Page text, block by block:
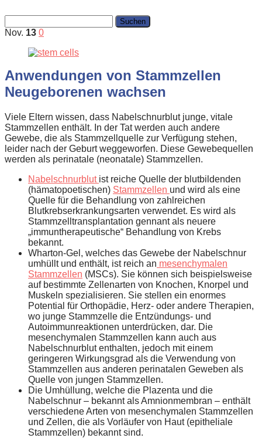
nach:
Nov. 13 0
Anwendungen von Stammzellen
Neugeborenen wachsen
Viele Eltern wissen, dass Nabelschnurblut junge, vitale
Stammzellen enthält. In der Tat werden auch andere
Gewebe, die als Stammzellquelle zur Verfügung stehen,
leider nach der Geburt weggeworfen. Diese Gewebequellen
werden als perinatale (neonatale) Stammzellen.
Nabelschnurblut ist reiche Quelle der blutbildenden
(hämatopoetischen) Stammzellen und wird als eine
Quelle für die Behandlung von zahlreichen
Blutkrebserkrankungsarten verwendet. Es wird als
Stammzelltransplantation gennant als neuere
„immuntherapeutische“ Behandlung von Krebs
bekannt.
Wharton-Gel, welches das Gewebe der Nabelschnur
umhüllt und enthält, ist reich an mesenchymalen
Stammzellen (MSCs). Sie können sich beispielsweise
auf bestimmte Zellenarten von Knochen, Knorpel und
Muskeln spezialisieren. Sie stellen ein enormes
Potential für Orthopädie, Herz- oder andere Therapien,
wo junge Stammzelle die Entzündungs- und
Autoimmunreaktionen unterdrücken, dar. Die
mesenchymalen Stammzellen kann auch aus
Nabelschnurblut enthalten, jedoch mit einem
geringeren Wirkungsgrad als die Verwendung von
Stammzellen aus anderen perinatalen Geweben als
Quelle von jungen Stammzellen.
Die Umhüllung, welche die Plazenta und die
Nabelschnur – bekannt als Amnionmembran – enthält
verschiedene Arten von mesenchymalen Stammzellen
und Zellen, die als Vorläufer von Haut (epitheliale
Stammzellen) bekannt sind.